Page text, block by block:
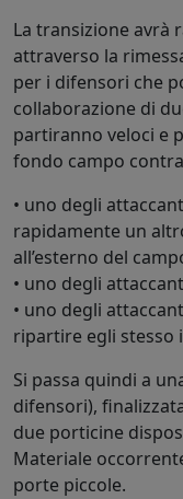
La transizione avrà
attraverso la
per i difensori che
collaborazione di
partiranno veloci e
fondo campo
• uno degli
rapidamente un
all’esterno del
• uno degli
• uno degli
ripartire egli stesso
Si passa quindi a
difensori),
due porticine
Materiale
porte piccole.